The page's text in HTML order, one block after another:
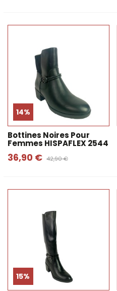
14%
Bottines Noires Pour
Femmes HISPAFLEX 2544
36,90 € 42,90 €
15%